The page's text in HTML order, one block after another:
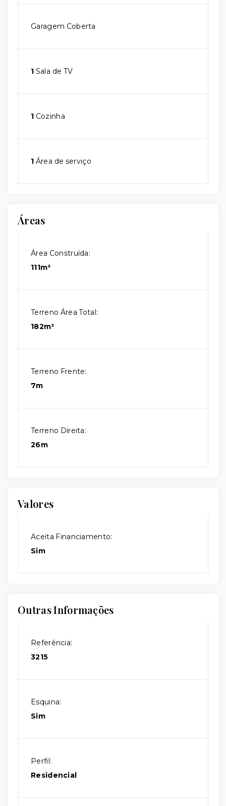
Garagem Coberta
1 Sala de TV
1 Cozinha
1 Área de serviço
Áreas
Área Construída:
111m²
Terreno Área Total:
182m²
Terreno Frente:
7m
Terreno Direita:
26m
Valores
Aceita Financiamento:
Sim
Outras Informações
Referência:
3215
Esquina:
Sim
Perfil:
Residencial